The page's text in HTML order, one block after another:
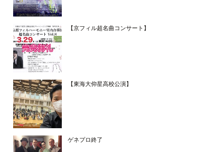
【京フィル超名曲コンサート】
【東海大仰星高校公演】
ゲネプロ終了